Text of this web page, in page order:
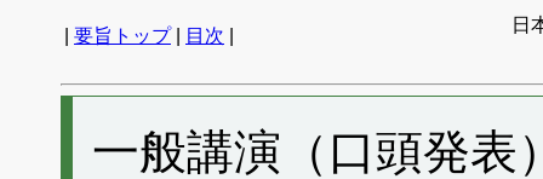
要旨トップ| 目次
日
一般講演（口頭発表